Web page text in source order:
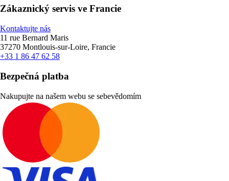
Zákaznický servis ve Francie
Kontaktujte nás
11 rue Bernard Maris
37270 Montlouis-sur-Loire, Francie
+33 1 86 47 62 58
Bezpečná platba
Nakupujte na našem webu se sebevědomím